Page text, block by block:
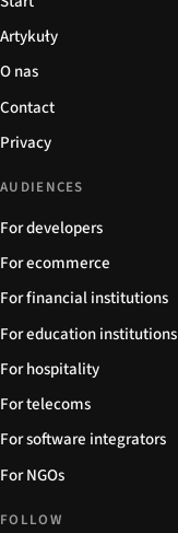
Artykuły
O nas
Contact
Privacy
AUDIENCES
For developers
For ecommerce
For financial institutions
For education institutions
For hospitality
For telecoms
For software integrators
For NGOs
FOLLOW